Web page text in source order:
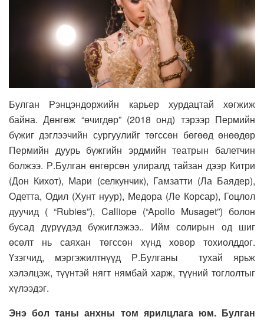
Булган Рэнцэндоржийн карьер хурдацтай хөгжиж
байна. Дөнгөж “өчигдөр” (2018 онд) тэрээр Пермийн
бүжиг дэглээчийн сургуулийг төгссөн бөгөөд өнөөдөр
Пермийн дуурь бүжгийн эрдмийн театрын балетчин
болжээ. Р.Булган өнгөрсөн улиралд тайзан дээр Китри
(Дон Кихот), Мари (cелкунчик), Гамзатти (Ла Баядер),
Одетта, Одил (Хунт нуур), Медора (Ле Корсар), Гоцлол
дуучид ( “Rubies”), Calliope (“Apollo Musaget”) болон
бусад дүрүүдэд бүжиглэжээ.. Ийм солирын од шиг
өсөлт нь саяхан төгссөн хүнд ховор тохиолддог.
Үзэгчид, мэргэжилтнүүд Р.Булганы тухай ярьж
хэлэлцэж, түүнтэй нягт нямбай харж, түүний тоглолтыг
хүлээдэг.
Энэ бол таны анхны том ярилцлага юм. Булган